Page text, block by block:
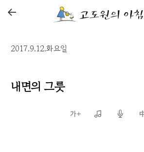
←
2017.9.12.화요일
내면의 그릇